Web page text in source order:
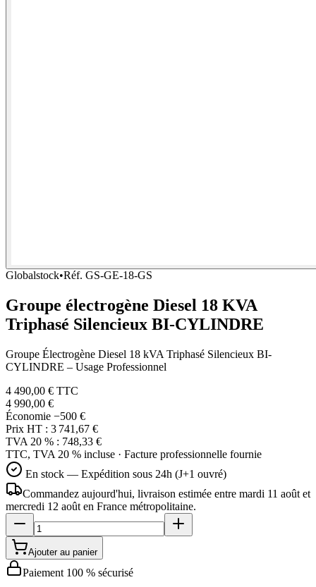
Globalstock•Réf. GS-GE-18-GS
Groupe électrogène Diesel 18 KVA
Triphasé Silencieux BI-CYLINDRE
Groupe Électrogène Diesel 18 kVA Triphasé Silencieux BI-
CYLINDRE – Usage Professionnel
4 490,00 € TTC
4 990,00 €
Économie −500 €
Prix HT : 3 741,67 €
TVA 20 % : 748,33 €
TTC, TVA 20 % incluse · Facture professionnelle fournie
En stock — Expédition sous 24h (J+1 ouvré)
Commandez aujourd'hui, livraison estimée entre mardi 11 août et
mercredi 12 août en France métropolitaine.
Ajouter au panier
Paiement 100 % sécurisé